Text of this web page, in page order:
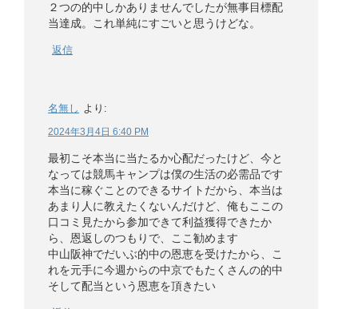
２つの的中しかありませんでしたが無事目標配
当達成。これ単純にすごいと思うけどな。
返信
名無し より:
2024年3月4日 6:40 PM
最初こそ本当に当たるか心配だったけど、今と
なっては競馬キャンプは僕の生活の必需品です
本当に稼ぐことのできるサイトだから、本当は
あまり人に教えたくないんだけど、俺もここの
口コミ見たから参加できて利益獲得できたか
ら、恩返しのつもりで、ここ勧めます
中山阪神でだいぶ的中の恩恵を受けたから、こ
れを元手に今週からの中京でもたくさんの的中
そして配当という恩恵を頂きたい